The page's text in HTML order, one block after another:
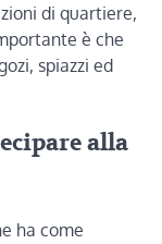
di quartiere,
è che
spiazzi ed
alla
ha come